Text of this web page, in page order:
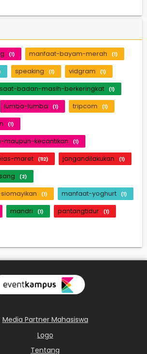
(1) manfaat-bayam-merah (1)
speaking (1) vidgram (1)
badan-masih-berkeringkat (1)
lumba-lumba (1) tripcom (1)
(1)
maupun-kecantikan (1)
maret (112) jangandilakukan (1)
(2)
(1) manfaat-yoghurt (1)
mandri (1) pantangtidur (1)
Media Partner Mahasiswa
Logo
Tentang